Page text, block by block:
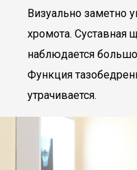
Визуально заметно
хромота. Суставная
наблюдается
Функция
утрачивается.